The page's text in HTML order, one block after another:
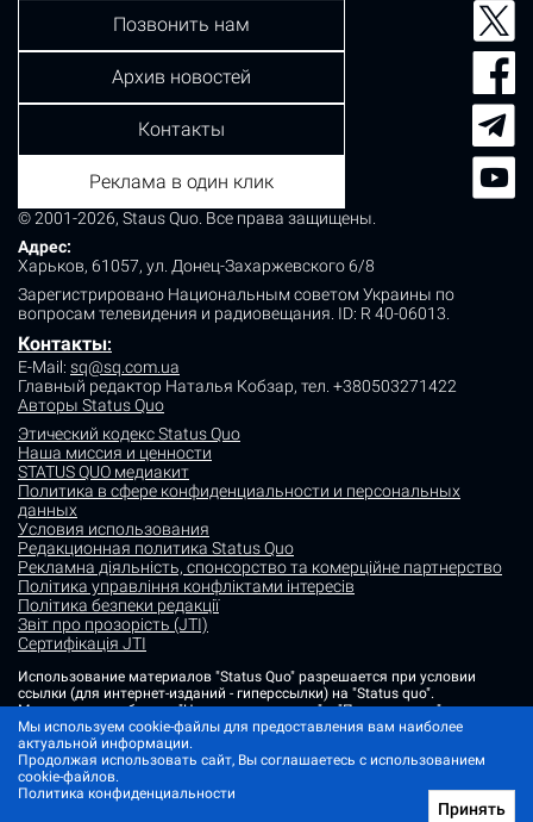
© 2001-2026, Staus Quo. Все права защищены.
Адрес:
Харьков, 61057, ул. Донец-Захаржевского 6/8
Зарегистрировано Национальным советом Украины по
вопросам телевидения и радиовещания. ID: R 40-06013.
Контакты:
E-Mail: sq@sq.com.ua
Главный редактор Наталья Кобзар, тел. +380503271422
Авторы Status Quo
Этический кодекс Status Quo
Наша миссия и ценности
STATUS QUO медиакит
Политика в сфере конфиденциальности и персональных
данных
Условия использования
Редакционная политика Status Quo
Рекламна діяльність, спонсорство та комерційне партнерство
Політика управління конфліктами інтересів
Політика безпеки редакції
Звіт про прозорість (JTI)
Сертифікація JTI
Позвонить нам
Архив новостей
Контакты
Реклама в один клик
Использование материалов "Status Quo" разрешается при условии
ссылки (для интернет-изданий - гиперссылки) на "Status quo".
Материалы в рубриках "Новости партнеров" и "Пресс-релизы"
размещаются на правах рекламы или в рамках некоммерческого
партнерства.
Изображения, содержащие метку "Status Quo" или не содержащие
информации об источнике фото, являются иллюстративными либо
сгенерированными ИИ
Мы используем cookie-файлы для предоставления вам наиболее
актуальной информации.
Продолжая использовать сайт, Вы соглашаетесь с использованием
cookie-файлов.
Политика конфиденциальности
Принять